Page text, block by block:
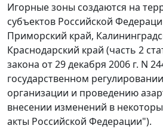
Игорные зоны создаются на
субъектов Российской
Приморский край,
Краснодарский край (часть 2
закона от 29 декабря 2006 г. N
государственном
организации и проведению
внесении изменений в
акты Российской Федерации").